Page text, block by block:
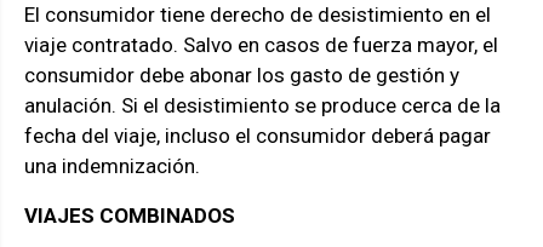
El consumidor tiene derecho de desistimiento en el
viaje contratado. Salvo en casos de fuerza mayor, el
consumidor debe abonar los gasto de gestión y
anulación. Si el desistimiento se produce cerca de la
fecha del viaje, incluso el consumidor deberá pagar
una indemnización.
VIAJES COMBINADOS